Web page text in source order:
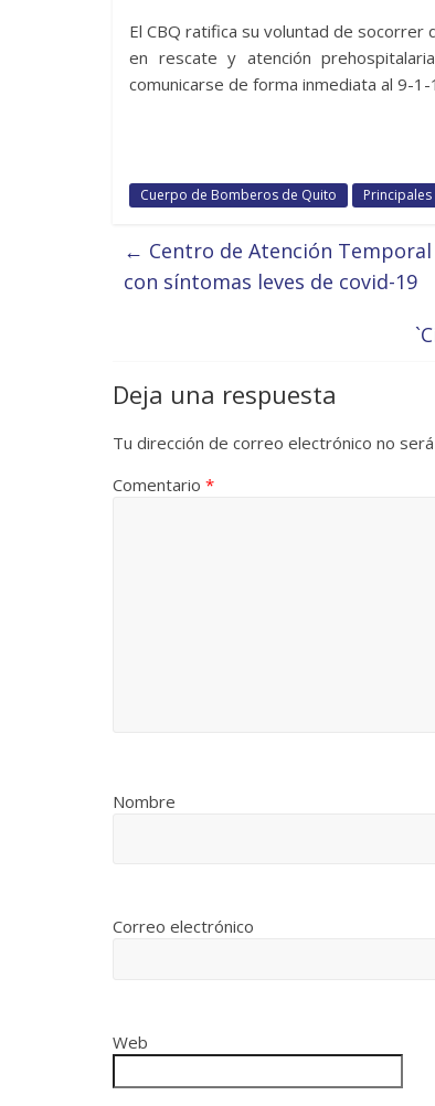
El CBQ ratifica su voluntad de socorrer
en rescate y atención
comunicarse de forma inmediata al 9-1-
Cuerpo de Bomberos de Quito Principales
← Centro de Atención
con síntomas leves de covid-19
Deja una respuesta
Tu dirección de correo electrónico no será
Comentario *
Nombre
Correo electrónico
Web